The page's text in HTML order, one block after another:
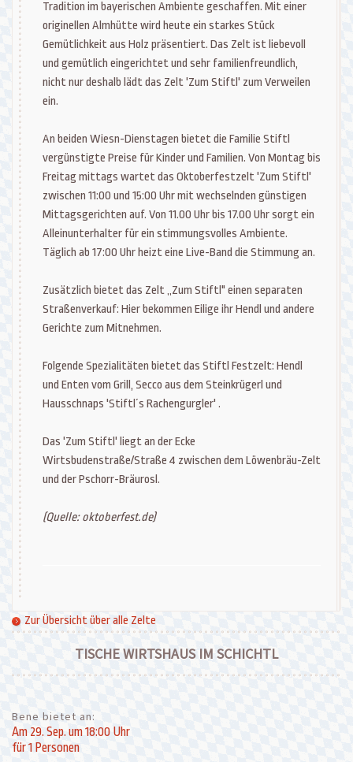
Tradition im bayerischen Ambiente geschaffen. Mit einer
originellen Almhütte wird heute ein starkes Stück
Gemütlichkeit aus Holz präsentiert. Das Zelt ist liebevoll
und gemütlich eingerichtet und sehr familienfreundlich,
nicht nur deshalb lädt das Zelt 'Zum Stiftl' zum Verweilen
ein.
An beiden Wiesn-Dienstagen bietet die Familie Stiftl
vergünstigte Preise für Kinder und Familien. Von Montag bis
Freitag mittags wartet das Oktoberfestzelt 'Zum Stiftl'
zwischen 11:00 und 15:00 Uhr mit wechselnden günstigen
Mittagsgerichten auf. Von 11.00 Uhr bis 17.00 Uhr sorgt ein
Alleinunterhalter für ein stimmungsvolles Ambiente.
Täglich ab 17:00 Uhr heizt eine Live-Band die Stimmung an.
Zusätzlich bietet das Zelt „Zum Stiftl" einen separaten
Straßenverkauf: Hier bekommen Eilige ihr Hendl und andere
Gerichte zum Mitnehmen.
Folgende Spezialitäten bietet das Stiftl Festzelt: Hendl
und Enten vom Grill, Secco aus dem Steinkrügerl und
Hausschnaps 'Stiftl´s Rachengurgler' .
Das 'Zum Stiftl' liegt an der Ecke
Wirtsbudenstraße/Straße 4 zwischen dem Löwenbräu-Zelt
und der Pschorr-Bräurosl.
(Quelle: oktoberfest.de)
Zur Übersicht über alle Zelte
TISCHE WIRTSHAUS IM SCHICHTL
Bene bietet an:
Am 29. Sep. um 18:00 Uhr
für 1 Personen